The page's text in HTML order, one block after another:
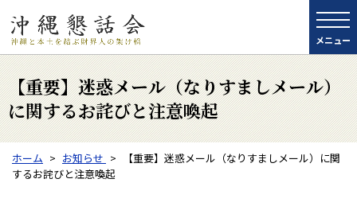
メニュー
【重要】迷惑メール（なりすましメール）
に関するお詫びと注意喚起
ホーム お知らせ
【重要】迷惑メール（なりすましメール）に関
するお詫びと注意喚起